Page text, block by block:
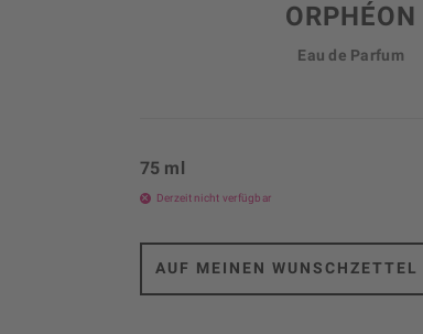
ORPHÉON
Eau de Parfum
75 ml
Derzeit nicht verfügbar
AUF MEINEN WUNSCHZETTEL